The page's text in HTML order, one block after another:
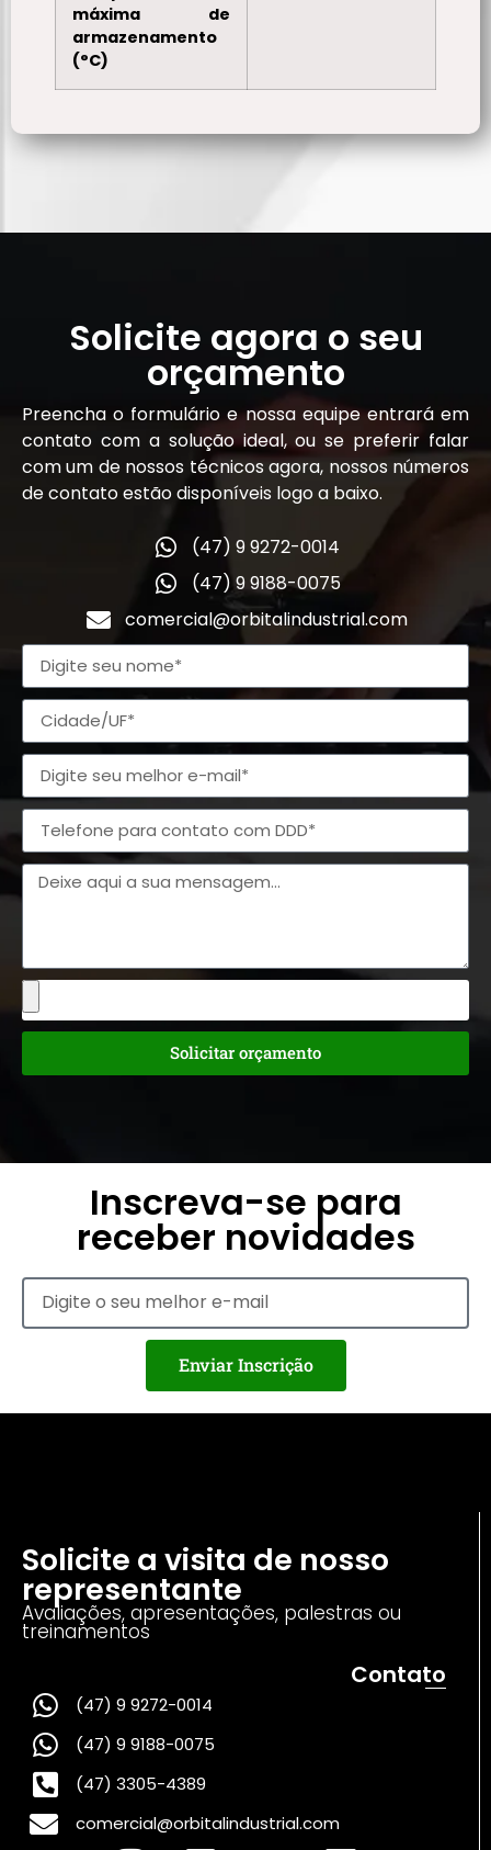
máxima de
armazenamento
(°C)
Solicite agora o seu
orçamento
Preencha o formulário e nossa equipe entrará em
contato com a solução ideal, ou se preferir falar
com um de nossos técnicos agora, nossos números
de contato estão disponíveis logo a baixo.
(47) 9 9272-0014
(47) 9 9188-0075
comercial@orbitalindustrial.com
Solicitar orçamento
Inscreva-se para
receber novidades
Enviar Inscrição
Solicite a visita de nosso
representante
Avaliações, apresentações, palestras ou
treinamentos
Contato
(47) 9 9272-0014
(47) 9 9188-0075
(47) 3305-4389
comercial@orbitalindustrial.com